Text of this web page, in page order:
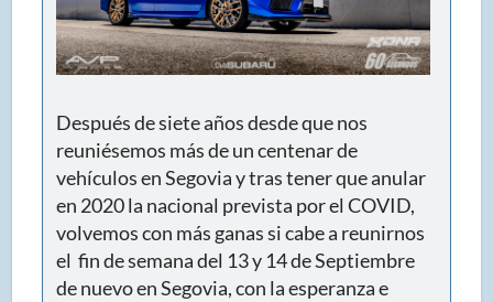
Después de siete años desde que nos
reuniésemos más de un centenar de
vehículos en Segovia y tras tener que anular
en 2020 la nacional prevista por el COVID,
volvemos con más ganas si cabe a reunirnos
el fin de semana del 13 y 14 de Septiembre
de nuevo en Segovia, con la esperanza e